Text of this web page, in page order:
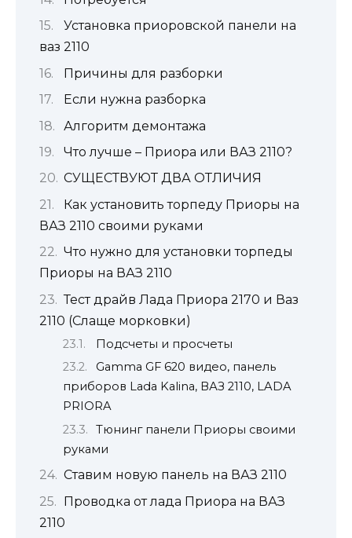
Установка приоровской панели на
ваз 2110
Причины для разборки
Если нужна разборка
Алгоритм демонтажа
Что лучше – Приора или ВАЗ 2110?
СУЩЕСТВУЮТ ДВА ОТЛИЧИЯ
Как установить торпеду Приоры на
ВАЗ 2110 своими руками
Что нужно для установки торпеды
Приоры на ВАЗ 2110
Тест драйв Лада Приора 2170 и Ваз
2110 (Слаще морковки)
Подсчеты и просчеты
Gamma GF 620 видео, панель
приборов Lada Kalina, ВАЗ 2110, LADA
PRIORA
Тюнинг панели Приоры своими
руками
Ставим новую панель на ВАЗ 2110
Проводка от лада Приора на ВАЗ
2110